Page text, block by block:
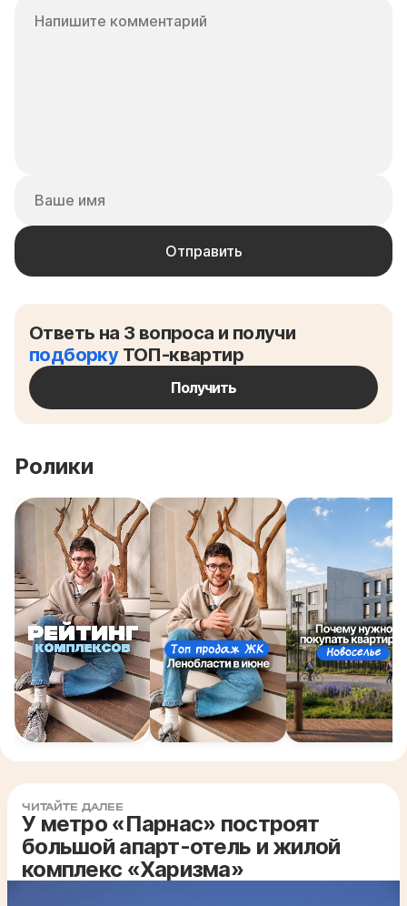
Ответь на 3 вопроса и получи
подборкуТОП-квартир
Получить
Ролики
ЧИТАЙТЕ ДАЛЕЕ
У метро «Парнас» построят
большой апарт-отель и жилой
комплекс «Харизма»